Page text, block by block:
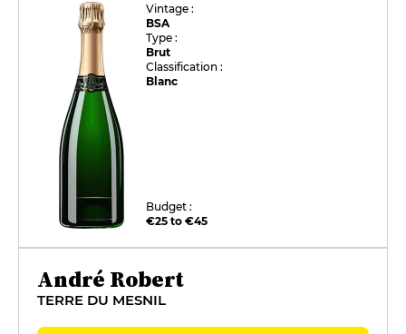
Vintage :
BSA
Type :
Brut
Classification :
Blanc
Budget :
€25 to €45
André Robert
TERRE DU MESNIL